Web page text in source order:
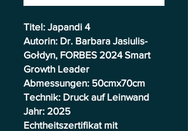
Titel: Japandi 4
Autorin: Dr. Barbara Jasiulis-
Gołdyn, FORBES 2024 Smart
Growth Leader
Abmessungen: 50cmx70cm
Technik: Druck auf Leinwand
Jahr: 2025
Echtheitszertifikat mit